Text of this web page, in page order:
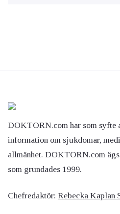
DOKTORN.com har som syfte
information om sjukdomar,
allmänhet. DOKTORN.com
som grundades 1999.
Chefredaktör: Rebecka Kaplan